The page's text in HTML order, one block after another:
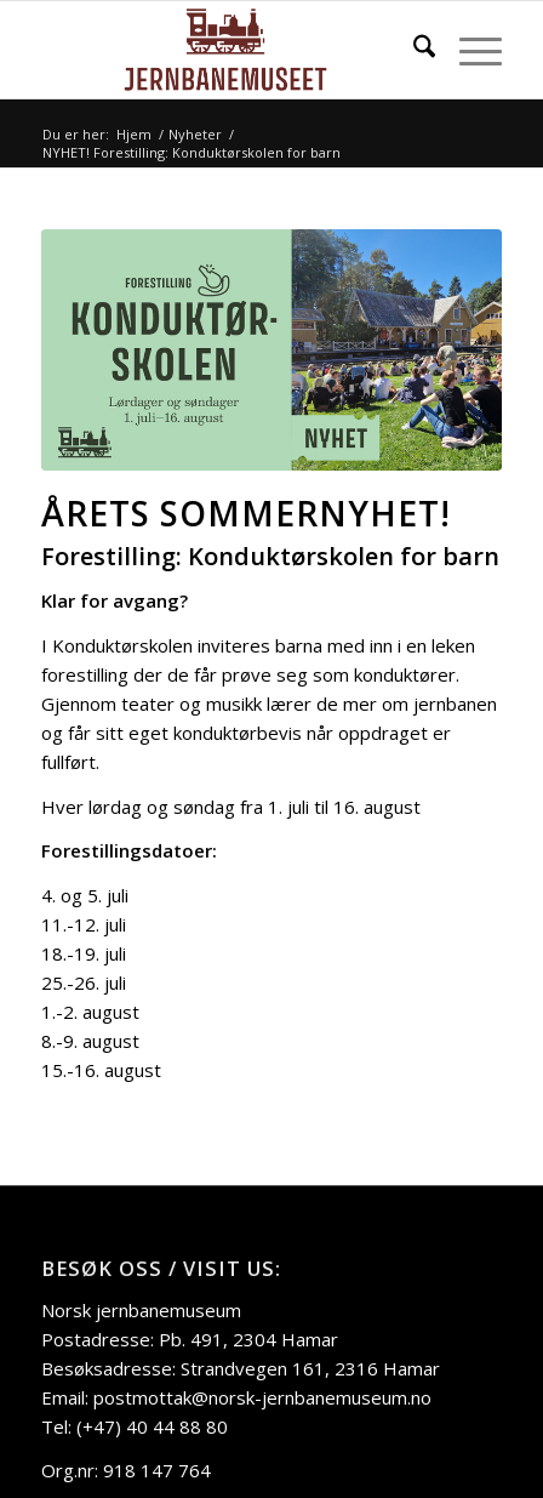
Du er her: Hjem / Nyheter /
NYHET! Forestilling: Konduktørskolen for barn
ÅRETS SOMMERNYHET!
Forestilling: Konduktørskolen for barn
Klar for avgang?
I Konduktørskolen inviteres barna med inn i en leken
forestilling der de får prøve seg som konduktører.
Gjennom teater og musikk lærer de mer om jernbanen
og får sitt eget konduktørbevis når oppdraget er
fullført.
Hver lørdag og søndag fra 1. juli til 16. august
Forestillingsdatoer:
4. og 5. juli
11.-12. juli
18.-19. juli
25.-26. juli
1.-2. august
8.-9. august
15.-16. august
BESØK OSS / VISIT US:
Norsk jernbanemuseum
Postadresse: Pb. 491, 2304 Hamar
Besøksadresse: Strandvegen 161, 2316 Hamar
Email: postmottak@norsk-jernbanemuseum.no
Tel: (+47) 40 44 88 80
Org.nr: 918 147 764